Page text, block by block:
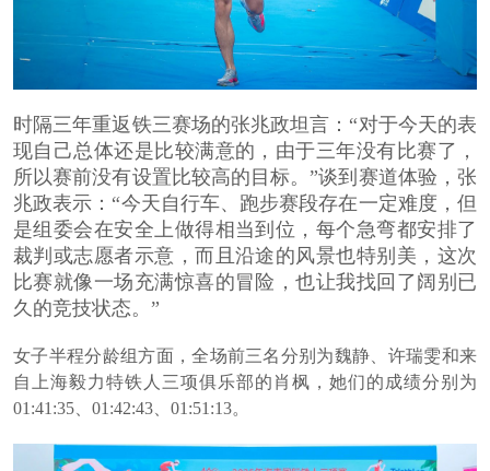
时隔三年重返铁三赛场的张兆政坦言：“对于今天的表
现自己总体还是比较满意的，由于三年没有比赛了，
所以赛前没有设置比较高的目标。”谈到赛道体验，张
兆政表示：“今天自行车、跑步赛段存在一定难度，但
是组委会在安全上做得相当到位，每个急弯都安排了
裁判或志愿者示意，而且沿途的风景也特别美，这次
比赛就像一场充满惊喜的冒险，也让我找回了阔别已
久的竞技状态。”
女子半程分龄组方面，全场前三名分别为魏静、许瑞雯和来
自上海毅力特铁人三项俱乐部的肖枫，她们的成绩分别为
01:41:35
01:42:43 01:51:13。